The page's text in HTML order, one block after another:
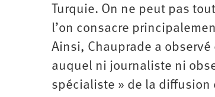
Turquie. On ne peut pas
l’on consacre
Ainsi, Chauprade a
auquel ni journaliste ni
spécialiste » de la diffusion